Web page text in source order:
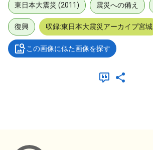
東日本大震災 (2011) 震災への備え
復興 収録:東日本大震災アーカイブ宮城
この画像に似た画像を探す